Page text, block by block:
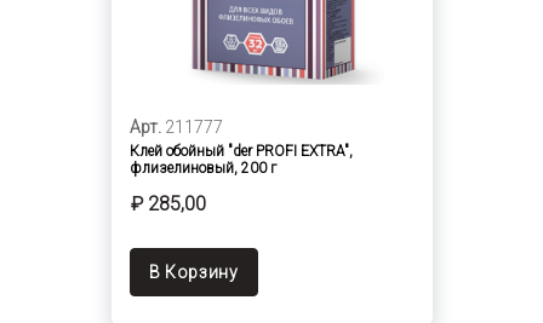
Арт. 211777
Клей обойный "der PROFI EXTRA",
флизелиновый, 200 г
₽ 285,00
В Корзину